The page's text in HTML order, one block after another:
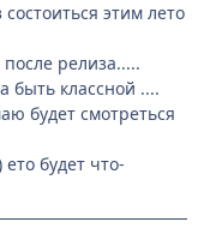
этим лето
релиза.....
быть классной ....
будет смотреться
будет что-